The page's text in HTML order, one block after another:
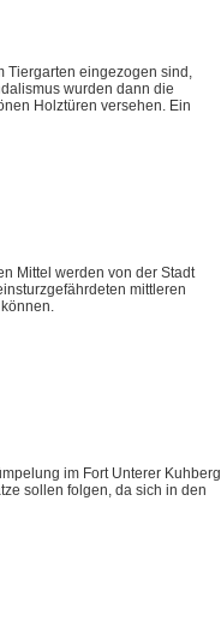
Tiergarten eingezogen sind,
wurden dann die
Holztüren versehen. Ein
Mittel werden von der Stadt
mittleren
im Fort Unterer Kuhberg.
sollen folgen, da sich in den